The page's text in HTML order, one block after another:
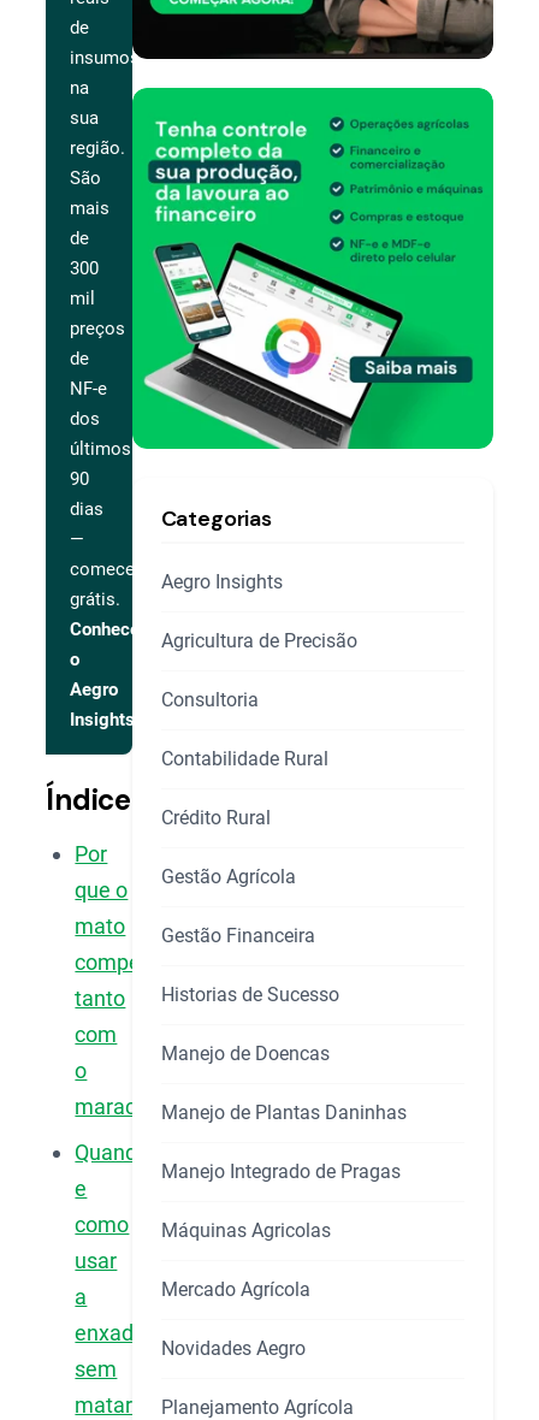
de
insumos
na
sua
região.
São
mais
de
300
mil
preços
de
NF-e
dos
últimos
90
dias
—
comece
grátis.
Conhecer
o
Aegro
Insights
Índice
Por
que o
mato
compete
tanto
com
o
maracujá?
Quando
e
como
usar
a
enxada
sem
matar
Categorias
Aegro Insights
Agricultura de Precisão
Consultoria
Contabilidade Rural
Crédito Rural
Gestão Agrícola
Gestão Financeira
Historias de Sucesso
Manejo de Doencas
Manejo de Plantas Daninhas
Manejo Integrado de Pragas
Máquinas Agricolas
Mercado Agrícola
Novidades Aegro
Planejamento Agrícola